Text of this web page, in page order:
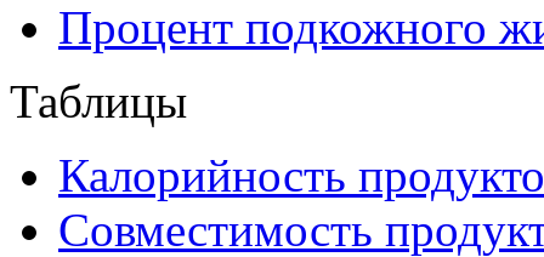
Процент подкожного
Таблицы
Калорийность
Совместимость